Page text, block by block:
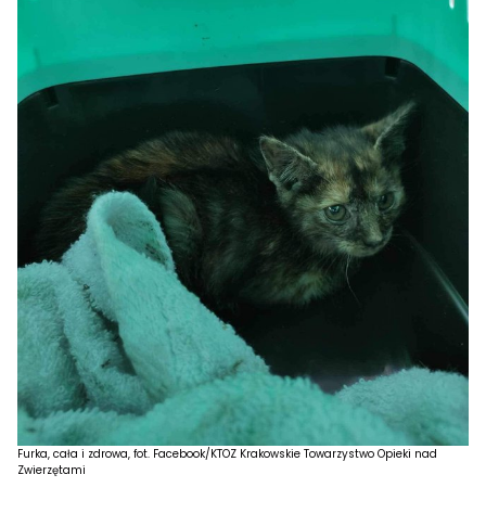
Furka, cała i zdrowa, fot. Facebook/KTOZ Krakowskie Towarzystwo Opieki nad
Zwierzętami